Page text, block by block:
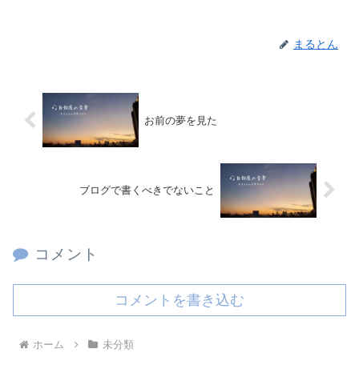
まるとん
お前の夢を見た
ブログで書くべきでないこと
コメント
コメントを書き込む
ホーム 未分類